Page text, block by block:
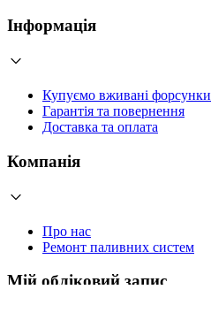
Інформація
Купуємо вживані форсунки
Гарантія та повернення
Доставка та оплата
Компанія
Про нас
Ремонт паливних систем
Мій обліковий запис